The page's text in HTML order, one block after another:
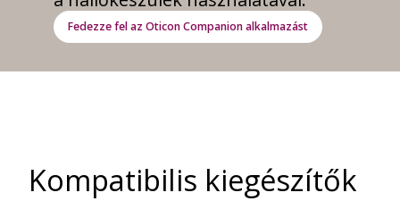
Fedezze fel az Oticon Companion alkalmazást
Kompatibilis kiegészítők